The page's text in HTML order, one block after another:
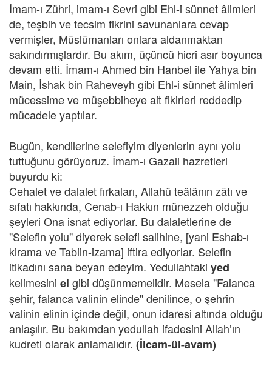
İmam-ı Zühri, imam-ı Sevri gibi Ehl-i sünnet âlimleri
de, teşbih ve tecsim fikrini savunanlara cevap
vermişler, Müslümanları onlara aldanmaktan
sakındırmışlardır. Bu akım, üçüncü hicri asır boyunca
devam etti. İmam-ı Ahmed bin Hanbel ile Yahya bin
Main, İshak bin Raheveyh gibi Ehl-i sünnet âlimleri
mücessime ve müşebbiheye ait fikirleri reddedip
mücadele yaptılar.
Bugün, kendilerine selefiyim diyenlerin aynı yolu
tuttuğunu görüyoruz. İmam-ı Gazali hazretleri
buyurdu ki:
Cehalet ve dalalet fırkaları, Allahü teâlânın zâtı ve
sıfatı hakkında, Cenab-ı Hakkın münezzeh olduğu
şeyleri Ona isnat ediyorlar. Bu dalaletlerine de
"Selefin yolu" diyerek selefi salihine, [yani Eshab-ı
kirama ve Tabiin-izama] iftira ediyorlar. Selefin
itikadını sana beyan edeyim. Yedullahtaki yed
kelimesini el gibi düşünmemelidir. Mesela "Falanca
şehir, falanca valinin elinde" denilince, o şehrin
valinin elinin içinde değil, onun idaresi altında olduğu
anlaşılır. Bu bakımdan yedullah ifadesini Allah’ın
kudreti olarak anlamalıdır. (İlcam-ül-avam)